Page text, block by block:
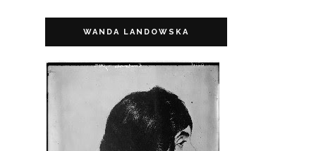
WANDA LANDOWSKA